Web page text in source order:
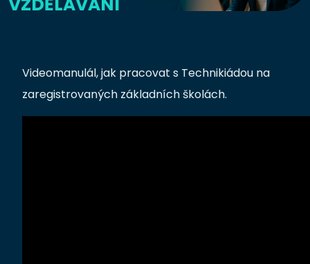
Videomanulál, jak pracovat s Technikiádou na
zaregistrovaných základních školách.